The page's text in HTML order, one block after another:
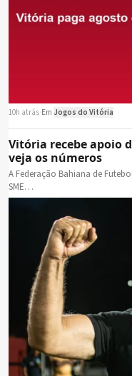
10h atrás Em Jogos do Vitória
Vitória recebe apoio
veja os números
A Federação Bahiana de
SME…